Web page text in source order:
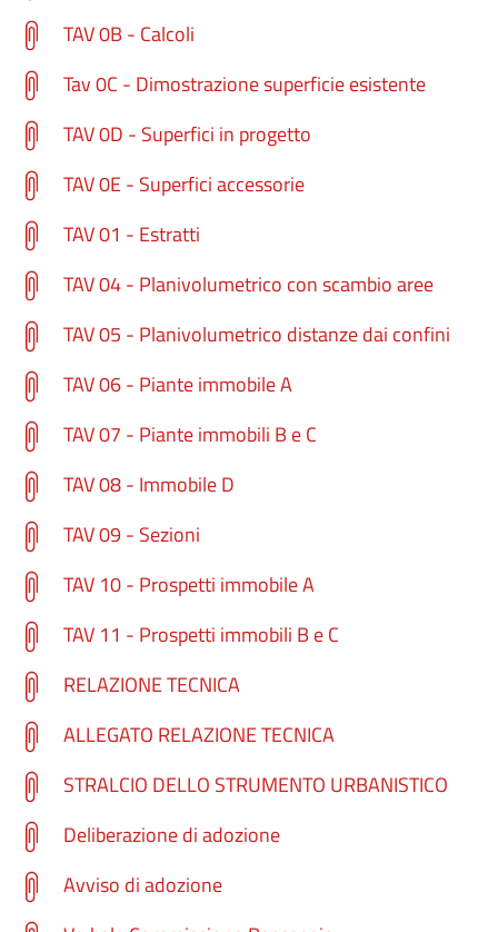
TAV 0B - Calcoli
Tav 0C - Dimostrazione superficie esistente
TAV 0D - Superfici in progetto
TAV 0E - Superfici accessorie
TAV 01 - Estratti
TAV 04 - Planivolumetrico con scambio aree
TAV 05 - Planivolumetrico distanze dai confini
TAV 06 - Piante immobile A
TAV 07 - Piante immobili B e C
TAV 08 - Immobile D
TAV 09 - Sezioni
TAV 10 - Prospetti immobile A
TAV 11 - Prospetti immobili B e C
RELAZIONE TECNICA
ALLEGATO RELAZIONE TECNICA
STRALCIO DELLO STRUMENTO URBANISTICO
Deliberazione di adozione
Avviso di adozione